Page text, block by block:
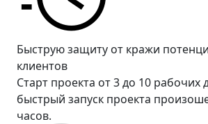
Быструю защиту от кражи
клиентов
Старт проекта от 3 до 10 рабочих
быстрый запуск проекта
часов.